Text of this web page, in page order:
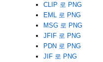
CLIP 로 PNG
EML 로 PNG
MSG 로 PNG
JFIF 로 PNG
PDN 로 PNG
JIF 로 PNG